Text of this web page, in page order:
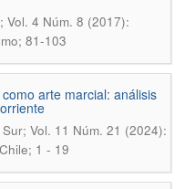
Vol. 4 Núm. 8 (2017):
81-103
arte marcial: análisis
Vol. 11 Núm. 21 (2024):
1 - 19